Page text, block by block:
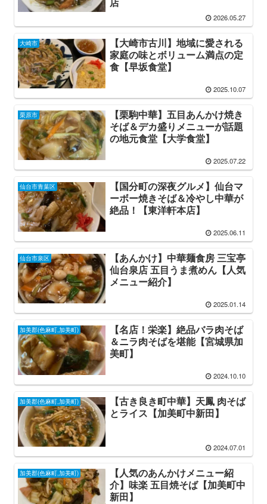
2026.05.27
大崎市
【大崎市古川】地域に愛される
家庭の味とボリューム満点の定
食【早坂食堂】
2025.10.07
栗原市
【栗駒中華】五目あんかけ焼き
そば＆デカ盛りメニューが話題
の地元食堂【大学食堂】
2025.07.22
仙台市青葉区
【国分町の深夜グルメ】仙台マ
ーボー焼きそば＆冷やし中華が
絶品！【東洋軒本店】
2025.06.11
仙台市泉区
【あんかけ】中華麺食房 三宝亭
仙台泉店 五目うま煮めん【人気
メニュー紹介】
2025.01.14
加美郡(色麻町,加美町)
【名店！栄楽】絶品バラ肉そば
＆ニラ肉そばを堪能【宮城県加
美町】
2024.10.10
加美郡(色麻町,加美町)
【古き良き町中華】天鳳 肉そば
とライス【加美町中新田】
2024.07.01
加美郡(色麻町,加美町)
【人気のあんかけメニュー紹
介】味楽 五目焼そば【加美町中
新田】